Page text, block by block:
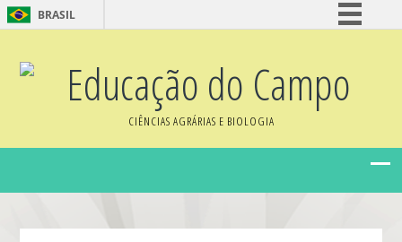
BRASIL
Comunica BR
Participe
Acesso à informação
Educação do Campo
CIÊNCIAS AGRÁRIAS E BIOLOGIA